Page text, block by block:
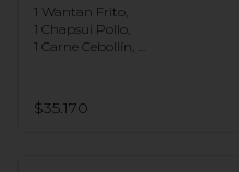
1 Wantan Frito,
1 Chapsui Pollo,
1 Carne Cebollín,
$35.170